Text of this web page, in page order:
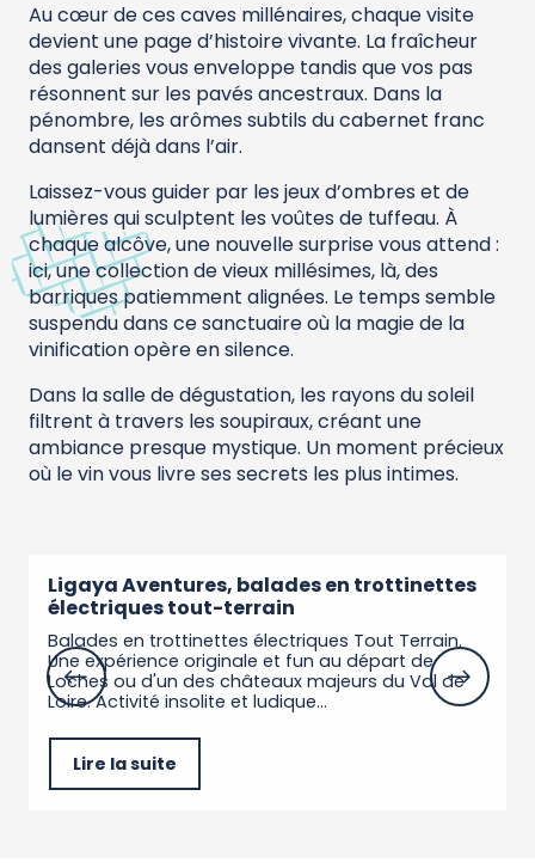
Au cœur de ces caves millénaires, chaque visite
devient une page d’histoire vivante. La fraîcheur
des galeries vous enveloppe tandis que vos pas
résonnent sur les pavés ancestraux. Dans la
pénombre, les arômes subtils du cabernet franc
dansent déjà dans l’air.
Laissez-vous guider par les jeux d’ombres et de
lumières qui sculptent les voûtes de tuffeau. À
chaque alcôve, une nouvelle surprise vous attend :
ici, une collection de vieux millésimes, là, des
barriques patiemment alignées. Le temps semble
suspendu dans ce sanctuaire où la magie de la
vinification opère en silence.
Dans la salle de dégustation, les rayons du soleil
filtrent à travers les soupiraux, créant une
ambiance presque mystique. Un moment précieux
où le vin vous livre ses secrets les plus intimes.
Ligaya Aventures, balades en trottinettes
électriques tout-terrain
Balades en trottinettes électriques Tout Terrain.
Une expérience originale et fun au départ de
Loches ou d'un des châteaux majeurs du Val de
Loire. Activité insolite et ludique...
Lire la suite